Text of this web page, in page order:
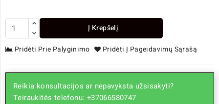
Į Krepšelį
Pridėti Prie Palyginimo Pridėti Į Pageidavimų Sąrašą
Reikia konsultacijos ar nepavyksta užsisakyti?
Teiraukitės telefonu: +37066580747